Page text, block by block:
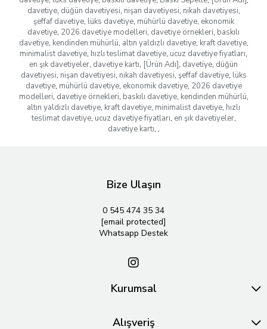
davetiye, düğün davetiyesi, nişan davetiyesi, nikah davetiyesi,
şeffaf davetiye, lüks davetiye, mühürlü davetiye, ekonomik
davetiye, 2026 davetiye modelleri, davetiye örnekleri, baskılı
davetiye, kendinden mühürlü, altın yaldızlı davetiye, kraft davetiye,
minimalist davetiye, hızlı teslimat davetiye, ucuz davetiye fiyatları,
en şık davetiyeler, davetiye kartı, [Ürün Adı], davetiye, düğün
davetiyesi, nişan davetiyesi, nikah davetiyesi, şeffaf davetiye, lüks
davetiye, mühürlü davetiye, ekonomik davetiye, 2026 davetiye
modelleri, davetiye örnekleri, baskılı davetiye, kendinden mühürlü,
altın yaldızlı davetiye, kraft davetiye, minimalist davetiye, hızlı
teslimat davetiye, ucuz davetiye fiyatları, en şık davetiyeler,
davetiye kartı, ,
Bize Ulaşın
0 545 474 35 34
[email protected]
Whatsapp Destek
Kurumsal
Alışveriş